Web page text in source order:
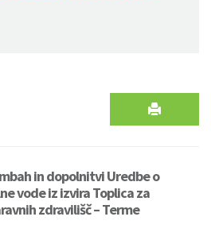
in dopolnitvi Uredbe o
vode iz izvira Toplica za
zdravilišč – Terme